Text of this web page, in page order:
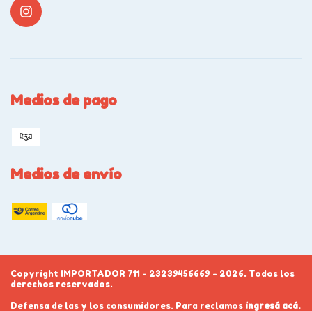
Medios de pago
Medios de envío
Copyright IMPORTADOR 711 - 23239456669 - 2026. Todos los
derechos reservados.
Defensa de las y los consumidores. Para reclamos ingresá acá.